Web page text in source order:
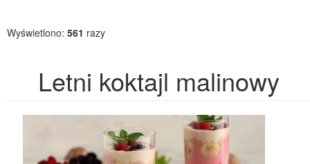
Wyświetlono: 561 razy
Letni koktajl malinowy